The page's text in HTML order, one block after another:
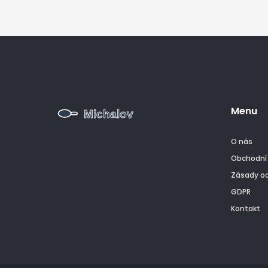
Menu
O nás
Zásady
GDPR
Kontakt